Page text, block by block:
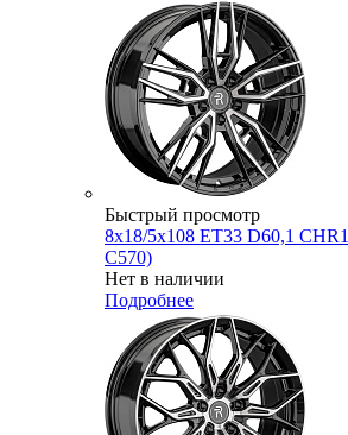
Быстрый просмотр
8x18/5x108 ET33 D60,1
C570)
Нет в наличии
Подробнее